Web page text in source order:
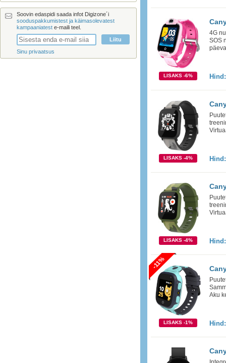
Soovin edaspidi saada infot Digizone´i
sooduspakkumistest ja käimasolevatest
kampaaniatest e-maili teel.
Sinu privaatsus
4G
SOS
LISAKS -6%
LISAKS -4%
LISAKS -4%
Aku
LISAKS -1%
-11%